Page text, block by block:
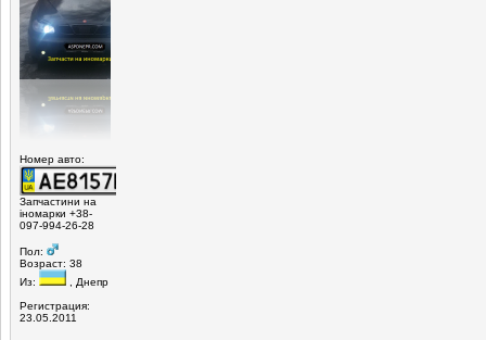
Номер авто:
Запчастини на
іномарки +38-
097-994-26-28
Пол:
Возраст: 38
Из:
, Днепр
Регистрация:
23.05.2011